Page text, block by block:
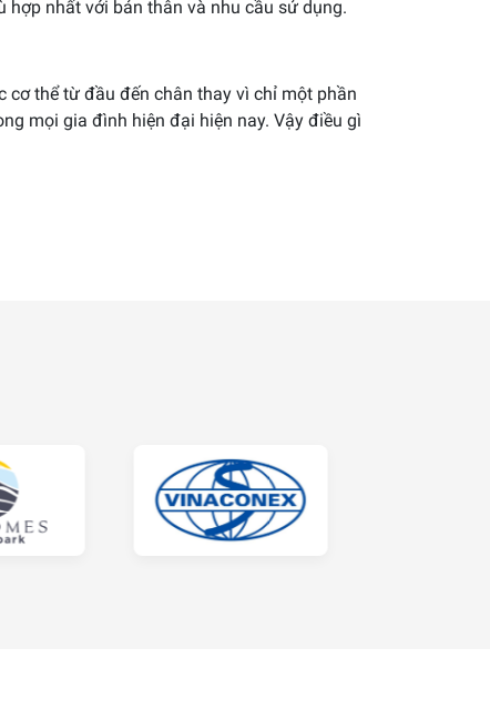
nhất với bản thân và nhu cầu sử dụng.
cơ thể từ đầu đến chân thay vì chỉ một phần
mọi gia đình hiện đại hiện nay. Vậy điều gì
muốn biết bản thân nhìn như thế nào sau
ứng ánh sáng mà làn da của người soi sẽ
Đây cũng chính là công thức tạo nên các
dáng có sẵn, bạn còn có thể lựa chọn